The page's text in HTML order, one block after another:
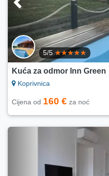
5/5
Kuća za odmor Inn Green
Koprivnica
Cijena od 160 € za noć